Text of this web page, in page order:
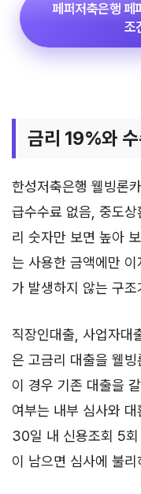
페퍼저축은행 페
조
금리 19%와 수
한성저축은행 웰빙론
급수수료 없음, 중도
리 숫자만 보면 높아
는 사용한 금액에만
가 발생하지 않는 구조
직장인대출, 사업자대
은 고금리 대출을 웰
이 경우 기존 대출을
여부는 내부 심사와
30일 내 신용조회 5
이 남으면 심사에 불